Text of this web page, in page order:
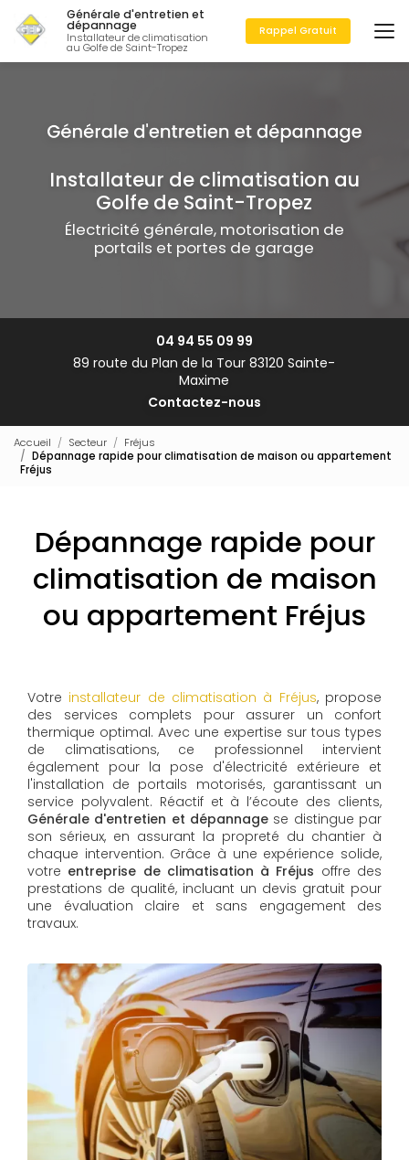
au
contenu
principal
Générale d'entretien et
dépannage
Installateur de climatisation
au Golfe de Saint-Tropez
Rappel Gratuit
Installateur de climatisation au
Golfe de Saint-Tropez
Électricité générale, motorisation de
portails et portes de garage
04 94 55 09 99
89 route du Plan de la Tour 83120 Sainte-
Maxime
Contactez-nous
Accueil Secteur
Fréjus
Dépannage rapide pour climatisation de maison ou appartement
Fréjus
Dépannage rapide pour
climatisation de maison
ou appartement Fréjus
Votre installateur de climatisation à Fréjus, propose
des services complets pour assurer un confort
thermique optimal. Avec une expertise sur tous types
de climatisations, ce professionnel intervient
également pour la pose d'électricité extérieure et
l'installation de portails motorisés, garantissant un
service polyvalent. Réactif et à l’écoute des clients,
Générale d'entretien et dépannage se distingue par
son sérieux, en assurant la propreté du chantier à
chaque intervention. Grâce à une expérience solide,
votre entreprise de climatisation à Fréjus offre des
prestations de qualité, incluant un devis gratuit pour
une évaluation claire et sans engagement des
travaux.